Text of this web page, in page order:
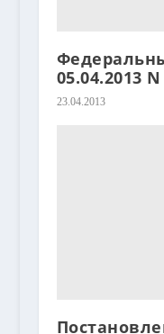
05.04.2013
23.04.2013